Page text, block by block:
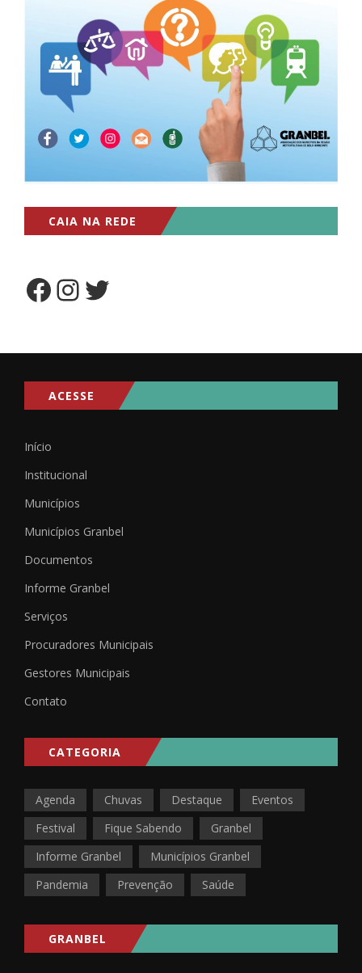
CAIA NA REDE
ACESSE
Início
Institucional
Municípios
Municípios Granbel
Documentos
Informe Granbel
Serviços
Procuradores Municipais
Gestores Municipais
Contato
CATEGORIA
Agenda Chuvas Destaque
Eventos
Festival
Fique Sabendo
Granbel
Informe Granbel
Municípios Granbel
Pandemia
Prevenção Saúde
GRANBEL